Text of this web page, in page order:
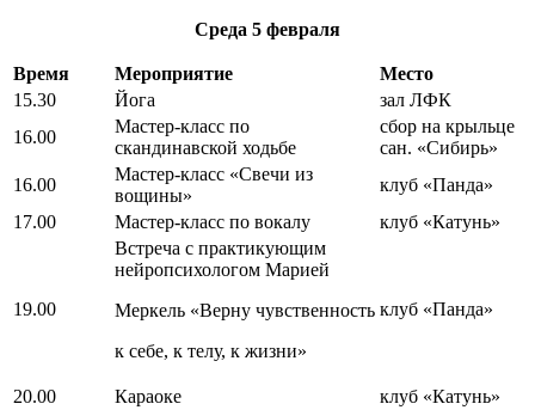
Среда 5 февраля
Время Мероприятие
Место
15.30
Йога
зал ЛФК
16.00
Мастер-класс по
скандинавской ходьбе
сбор на крыльце
сан. «Сибирь»
16.00
Мастер-класс «Свечи из
вощины»
клуб «Панда»
17.00
Мастер-класс по вокалу клуб «Катунь»
19.00
Встреча с практикующим
нейропсихологом Марией
Меркель «Верну чувственность
к себе, к телу, к жизни»
клуб «Панда»
20.00 Караоке клуб «Катунь»